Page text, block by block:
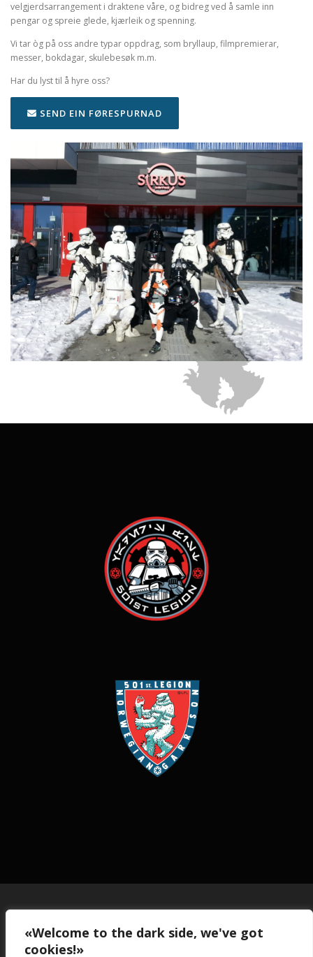
«Welcome to the dark side, we've got
cookies!»
velgjerdsarrangement i draktene våre, og bidreg ved å samle inn
pengar og spreie glede, kjærleik og spenning.
Vi tar òg på oss andre typar oppdrag, som bryllaup, filmpremierar,
messer, bokdagar, skulebesøk m.m.
Har du lyst til å hyre oss?
SEND EIN FØRESPURNAD
Norwegian Garrison is part of The 501st Legion, a worldwide Star